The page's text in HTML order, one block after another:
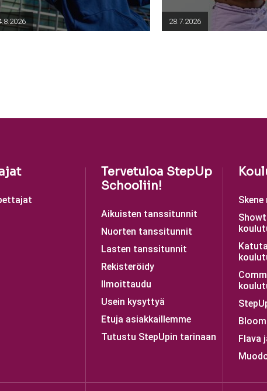
28.7.2026
Tervetuloa StepUp
Schooliin!
Aikuisten tanssitunnit
Nuorten tanssitunnit
Lasten tanssitunnit
Rekisteröidy
Ilmoittaudu
Usein kysyttyä
Etuja asiakkaillemme
Tutustu StepUpin tarinaan
Flava